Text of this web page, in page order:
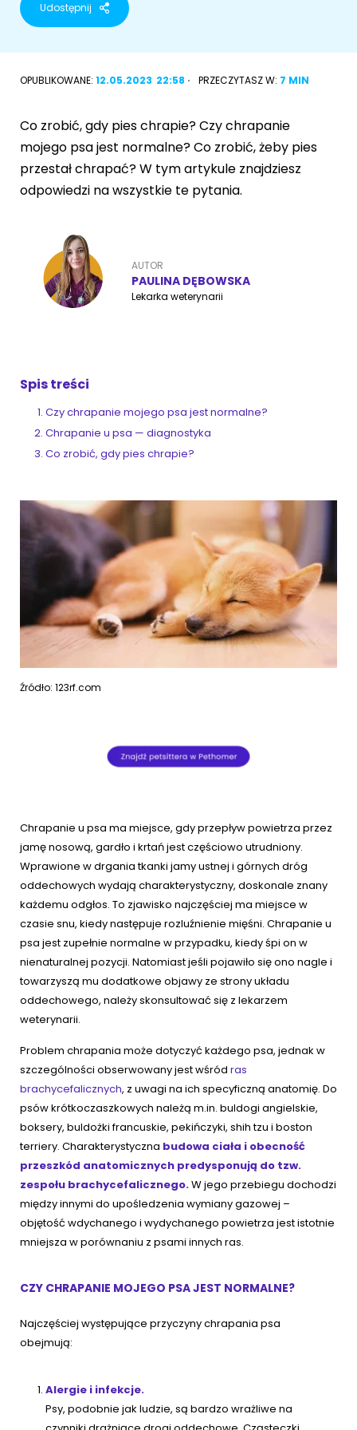
RASY PSÓW
Sznaucer miniaturowy
Golden retriever
Buldog francuski
Wyszukiwarka ras psów
ZoociaLove News
Kot perski
Kot rosyjski niebieski
Udostępnij
OPUBLIKOWANE: 12.05.2023 22:58 PRZECZYTASZ W: 7 MIN
Co zrobić, gdy pies chrapie? Czy chrapanie
mojego psa jest normalne? Co zrobić, żeby pies
przestał chrapać? W tym artykule znajdziesz
odpowiedzi na wszystkie te pytania.
AUTOR
PAULINA DĘBOWSKA
Lekarka weterynarii
Spis treści
Czy chrapanie mojego psa jest normalne?
Chrapanie u psa — diagnostyka
Co zrobić, gdy pies chrapie?
Źródło: 123rf.com
Chrapanie u psa ma miejsce, gdy przepływ powietrza przez
jamę nosową, gardło i krtań jest częściowo utrudniony.
Wprawione w drgania tkanki jamy ustnej i górnych dróg
oddechowych wydają charakterystyczny, doskonale znany
każdemu odgłos. To zjawisko najczęściej ma miejsce w
czasie snu, kiedy następuje rozluźnienie mięśni. Chrapanie u
psa jest zupełnie normalne w przypadku, kiedy śpi on w
nienaturalnej pozycji. Natomiast jeśli pojawiło się ono nagle i
towarzyszą mu dodatkowe objawy ze strony układu
oddechowego, należy skonsultować się z lekarzem
weterynarii.
Problem chrapania może dotyczyć każdego psa, jednak w
szczególności obserwowany jest wśród ras
brachycefalicznych, z uwagi na ich specyficzną anatomię. Do
psów krótkoczaszkowych należą m.in. buldogi angielskie,
boksery, buldożki francuskie, pekińczyki, shih tzu i boston
terriery. Charakterystyczna budowa ciała i obecność
przeszkód anatomicznych predysponują do tzw.
zespołu brachycefalicznego.W jego przebiegu dochodzi
między innymi do upośledzenia wymiany gazowej –
objętość wdychanego i wydychanego powietrza jest istotnie
mniejsza w porównaniu z psami innych ras.
CZY CHRAPANIE MOJEGO PSA JEST NORMALNE?
Najczęściej występujące przyczyny chrapania psa
obejmują:
Alergie i infekcje.
Psy, podobnie jak ludzie, są bardzo wrażliwe na